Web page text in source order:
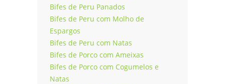
Bifes de Peru Panados
Bifes de Peru com Molho de
Espargos
Bifes de Peru com Natas
Bifes de Porco com Ameixas
Bifes de Porco com Cogumelos e
Natas